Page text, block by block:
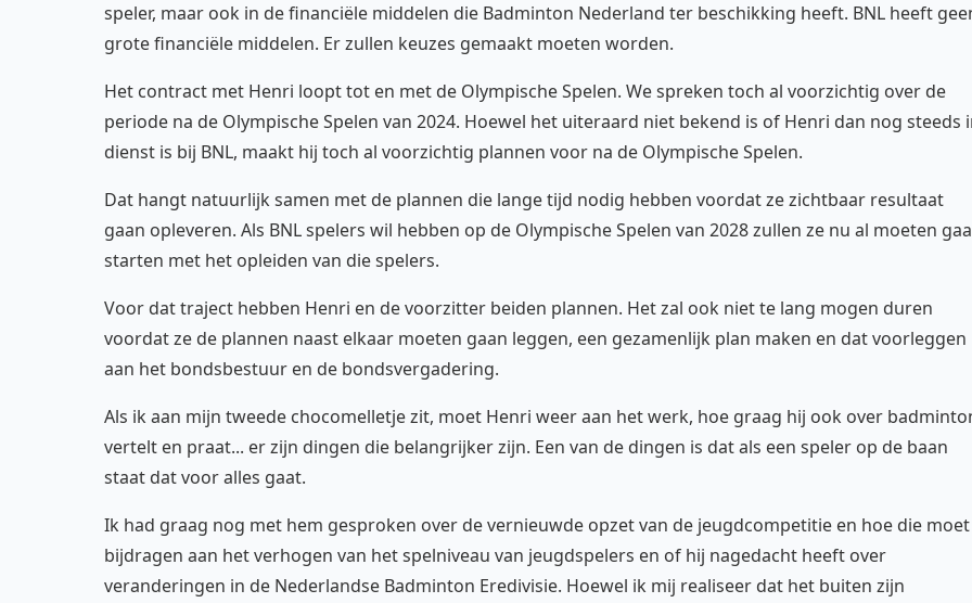
speler, maar ook in de financiële middelen die Badminton Nederland ter beschikking heeft. BNL heeft
grote financiële middelen. Er zullen keuzes gemaakt moeten worden.
Het contract met Henri loopt tot en met de Olympische Spelen. We spreken toch al voorzichtig over de
periode na de Olympische Spelen van 2024. Hoewel het uiteraard niet bekend is of Henri dan nog steeds
dienst is bij BNL, maakt hij toch al voorzichtig plannen voor na de Olympische Spelen.
Dat hangt natuurlijk samen met de plannen die lange tijd nodig hebben voordat ze zichtbaar resultaat
gaan opleveren. Als BNL spelers wil hebben op de Olympische Spelen van 2028 zullen ze nu al moeten
starten met het opleiden van die spelers.
Voor dat traject hebben Henri en de voorzitter beiden plannen. Het zal ook niet te lang mogen duren
voordat ze de plannen naast elkaar moeten gaan leggen, een gezamenlijk plan maken en dat voorleggen
aan het bondsbestuur en de bondsvergadering.
Als ik aan mijn tweede chocomelletje zit, moet Henri weer aan het werk, hoe graag hij ook over
vertelt en praat... er zijn dingen die belangrijker zijn. Een van de dingen is dat als een speler op de baan
staat dat voor alles gaat.
Ik had graag nog met hem gesproken over de vernieuwde opzet van de jeugdcompetitie en hoe die moet
bijdragen aan het verhogen van het spelniveau van jeugdspelers en of hij nagedacht heeft over
veranderingen in de Nederlandse Badminton Eredivisie. Hoewel ik mij realiseer dat het buiten zijn